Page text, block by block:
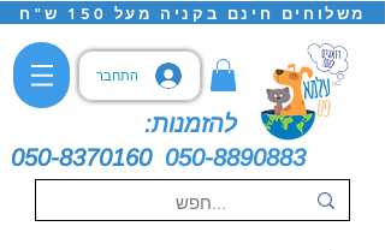
משלוחים חינם בקניה מעל 150 ש"ח
התחבר
להזמנות:
050-8370160 050-8890883